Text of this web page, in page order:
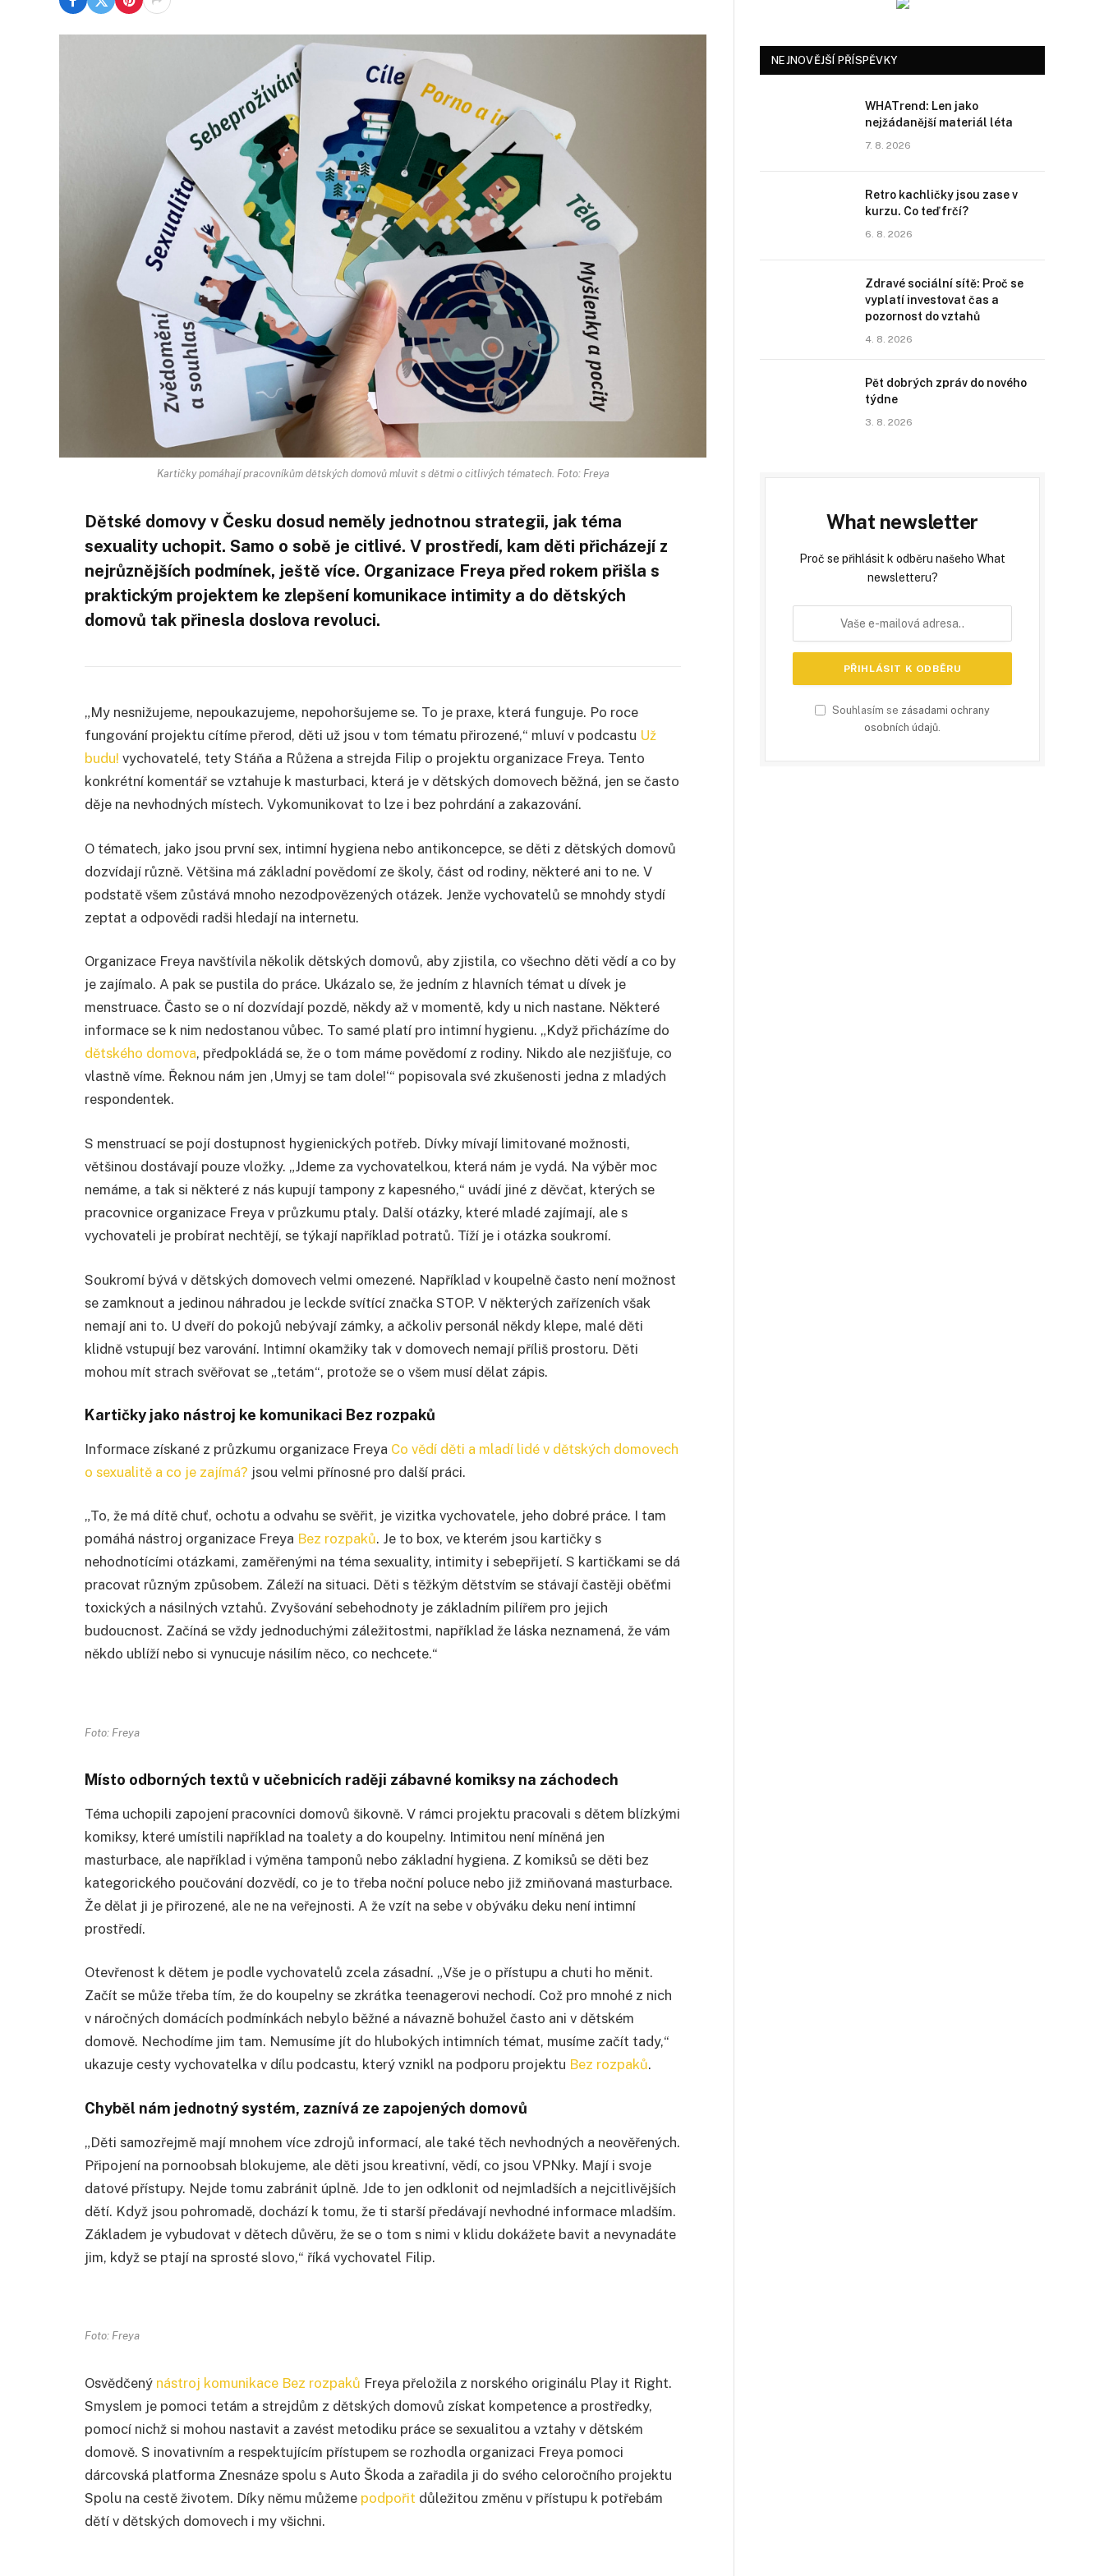
Kartičky pomáhají pracovníkům dětských domovů mluvit s dětmi o citlivých tématech. Foto: Freya
Dětské domovy v Česku dosud neměly jednotnou strategii, jak téma
sexuality uchopit. Samo o sobě je citlivé. V prostředí, kam děti přicházejí z
nejrůznějších podmínek, ještě více. Organizace Freya před rokem přišla s
praktickým projektem ke zlepšení komunikace intimity a do dětských
domovů tak přinesla doslova revoluci.
„My nesnižujeme, nepoukazujeme, nepohoršujeme se. To je praxe, která funguje. Po roce
fungování projektu cítíme přerod, děti už jsou v tom tématu přirozené,“ mluví v podcastu Už
budu! vychovatelé, tety Stáňa a Růžena a strejda Filip o projektu organizace Freya. Tento
konkrétní komentář se vztahuje k masturbaci, která je v dětských domovech běžná, jen se často
děje na nevhodných místech. Vykomunikovat to lze i bez pohrdání a zakazování.
O tématech, jako jsou první sex, intimní hygiena nebo antikoncepce, se děti z dětských domovů
dozvídají různě. Většina má základní povědomí ze školy, část od rodiny, některé ani to ne. V
podstatě všem zůstává mnoho nezodpovězených otázek. Jenže vychovatelů se mnohdy stydí
zeptat a odpovědi radši hledají na internetu.
Organizace Freya navštívila několik dětských domovů, aby zjistila, co všechno děti vědí a co by
je zajímalo. A pak se pustila do práce. Ukázalo se, že jedním z hlavních témat u dívek je
menstruace. Často se o ní dozvídají pozdě, někdy až v momentě, kdy u nich nastane. Některé
informace se k nim nedostanou vůbec. To samé platí pro intimní hygienu. „Když přicházíme do
dětského domova, předpokládá se, že o tom máme povědomí z rodiny. Nikdo ale nezjišťuje, co
vlastně víme. Řeknou nám jen ,Umyj se tam dole!‘“ popisovala své zkušenosti jedna z mladých
respondentek.
S menstruací se pojí dostupnost hygienických potřeb. Dívky mívají limitované možnosti,
většinou dostávají pouze vložky. „Jdeme za vychovatelkou, která nám je vydá. Na výběr moc
nemáme, a tak si některé z nás kupují tampony z kapesného,“ uvádí jiné z děvčat, kterých se
pracovnice organizace Freya v průzkumu ptaly. Další otázky, které mladé zajímají, ale s
vychovateli je probírat nechtějí, se týkají například potratů. Tíží je i otázka soukromí.
Soukromí bývá v dětských domovech velmi omezené. Například v koupelně často není možnost
se zamknout a jedinou náhradou je leckde svítící značka STOP. V některých zařízeních však
nemají ani to. U dveří do pokojů nebývají zámky, a ačkoliv personál někdy klepe, malé děti
klidně vstupují bez varování. Intimní okamžiky tak v domovech nemají příliš prostoru. Děti
mohou mít strach svěřovat se „tetám“, protože se o všem musí dělat zápis.
Kartičky jako nástroj ke komunikaci Bez rozpaků
Informace získané z průzkumu organizace Freya Co vědí děti a mladí lidé v dětských domovech
o sexualitě a co je zajímá? jsou velmi přínosné pro další práci.
„To, že má dítě chuť, ochotu a odvahu se svěřit, je vizitka vychovatele, jeho dobré práce. I tam
pomáhá nástroj organizace Freya Bez rozpaků. Je to box, ve kterém jsou kartičky s
nehodnotícími otázkami, zaměřenými na téma sexuality, intimity i sebepřijetí. S kartičkami se dá
pracovat různým způsobem. Záleží na situaci. Děti s těžkým dětstvím se stávají častěji oběťmi
toxických a násilných vztahů. Zvyšování sebehodnoty je základním pilířem pro jejich
budoucnost. Začíná se vždy jednoduchými záležitostmi, například že láska neznamená, že vám
někdo ublíží nebo si vynucuje násilím něco, co nechcete.“
Foto: Freya
Místo odborných textů v učebnicích raději zábavné komiksy na záchodech
Téma uchopili zapojení pracovníci domovů šikovně. V rámci projektu pracovali s dětem blízkými
komiksy, které umístili například na toalety a do koupelny. Intimitou není míněná jen
masturbace, ale například i výměna tamponů nebo základní hygiena. Z komiksů se děti bez
kategorického poučování dozvědí, co je to třeba noční poluce nebo již zmiňovaná masturbace.
Že dělat ji je přirozené, ale ne na veřejnosti. A že vzít na sebe v obýváku deku není intimní
prostředí.
Otevřenost k dětem je podle vychovatelů zcela zásadní. „Vše je o přístupu a chuti ho měnit.
Začít se může třeba tím, že do koupelny se zkrátka teenagerovi nechodí. Což pro mnohé z nich
v náročných domácích podmínkách nebylo běžné a návazně bohužel často ani v dětském
domově. Nechodíme jim tam. Nemusíme jít do hlubokých intimních témat, musíme začít tady,“
ukazuje cesty vychovatelka v dílu podcastu, který vznikl na podporu projektu Bez rozpaků.
Chyběl nám jednotný systém, zaznívá ze zapojených domovů
„Děti samozřejmě mají mnohem více zdrojů informací, ale také těch nevhodných a neověřených.
Připojení na pornoobsah blokujeme, ale děti jsou kreativní, vědí, co jsou VPNky. Mají i svoje
datové přístupy. Nejde tomu zabránit úplně. Jde to jen odklonit od nejmladších a nejcitlivějších
dětí. Když jsou pohromadě, dochází k tomu, že ti starší předávají nevhodné informace mladším.
Základem je vybudovat v dětech důvěru, že se o tom s nimi v klidu dokážete bavit a nevynadáte
jim, když se ptají na sprosté slovo,“ říká vychovatel Filip.
Foto: Freya
Osvědčený nástroj komunikace Bez rozpaků Freya přeložila z norského originálu Play it Right.
Smyslem je pomoci tetám a strejdům z dětských domovů získat kompetence a prostředky,
pomocí nichž si mohou nastavit a zavést metodiku práce se sexualitou a vztahy v dětském
domově. S inovativním a respektujícím přístupem se rozhodla organizaci Freya pomoci
dárcovská platforma Znesnáze spolu s Auto Škoda a zařadila ji do svého celoročního projektu
Spolu na cestě životem. Díky němu můžeme podpořit důležitou změnu v přístupu k potřebám
dětí v dětských domovech i my všichni.
NEJNOVĚJŠÍ PŘÍSPĚVKY
WHATrend: Len jako
nejžádanější materiál léta
7. 8. 2026
Retro kachličky jsou zase v
kurzu. Co teď frčí?
6. 8. 2026
Zdravé sociální sítě: Proč se
vyplatí investovat čas a
pozornost do vztahů
4. 8. 2026
Pět dobrých zpráv do nového
týdne
3. 8. 2026
What newsletter
Proč se přihlásit k odběru našeho What
newsletteru?
Souhlasím se zásadami ochrany
osobních údajů.